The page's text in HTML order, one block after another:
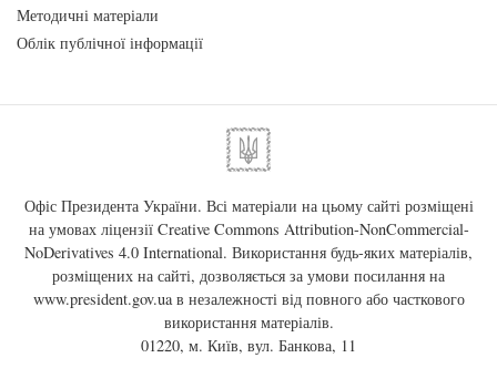
Методичні матеріали
Облік публічної інформації
Офіс Президента України. Всі матеріали на цьому сайті розміщені
на умовах ліцензії Creative Commons Attribution-NonCommercial-
NoDerivatives 4.0 International. Використання будь-яких матеріалів,
розміщених на сайті, дозволяється за умови посилання на
www.president.gov.uaв незалежності від повного або часткового
використання матеріалів.
01220, м. Київ, вул. Банкова, 11